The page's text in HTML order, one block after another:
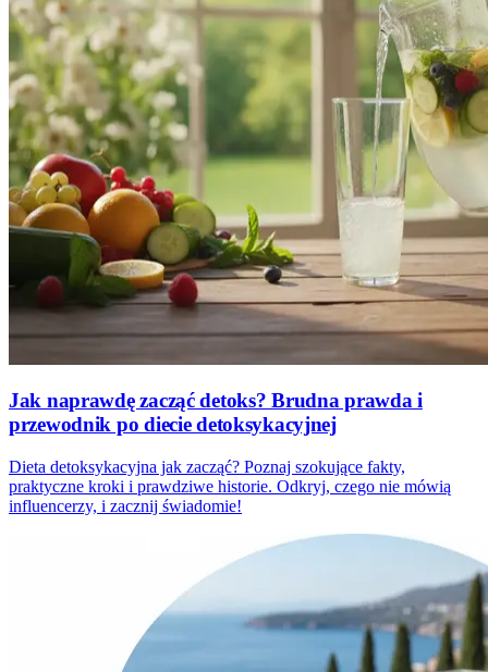
Jak naprawdę zacząć detoks? Brudna prawda i
przewodnik po diecie detoksykacyjnej
Dieta detoksykacyjna jak zacząć? Poznaj szokujące fakty,
praktyczne kroki i prawdziwe historie. Odkryj, czego nie mówią
influencerzy, i zacznij świadomie!